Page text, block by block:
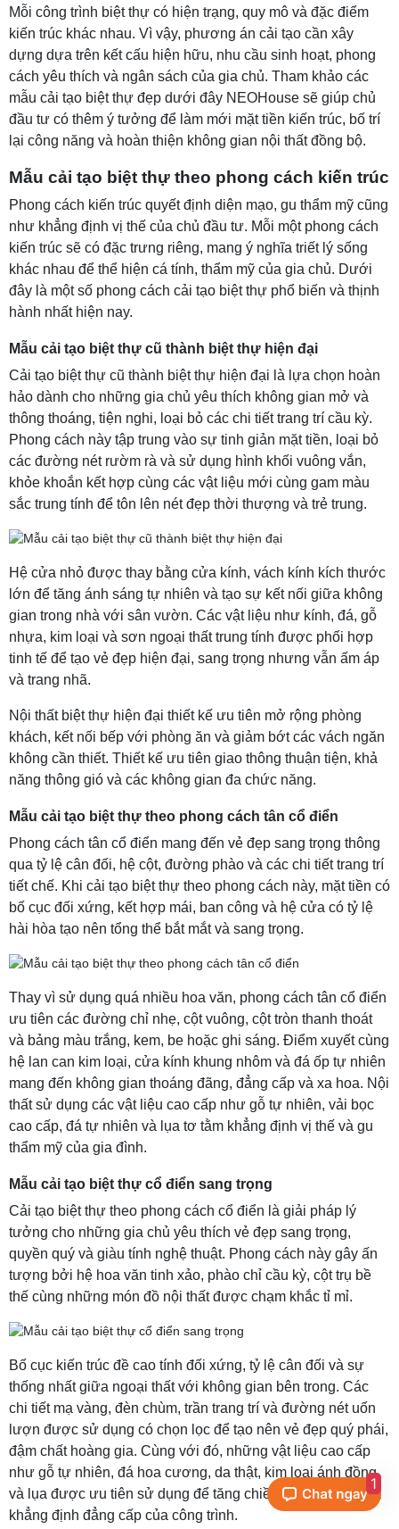
Mỗi công trình biệt thự có hiện trạng, quy mô và đặc điểm
kiến trúc khác nhau. Vì vậy, phương án cải tạo cần xây
dựng dựa trên kết cấu hiện hữu, nhu cầu sinh hoạt, phong
cách yêu thích và ngân sách của gia chủ. Tham khảo các
mẫu cải tạo biệt thự đẹp dưới đây NEOHouse sẽ giúp chủ
đầu tư có thêm ý tưởng để làm mới mặt tiền kiến trúc, bố trí
lại công năng và hoàn thiện không gian nội thất đồng bộ.
Mẫu cải tạo biệt thự theo phong cách kiến trúc
Phong cách kiến trúc quyết định diện mạo, gu thẩm mỹ cũng
như khẳng định vị thế của chủ đầu tư. Mỗi một phong cách
kiến trúc sẽ có đặc trưng riêng, mang ý nghĩa triết lý sống
khác nhau để thể hiện cá tính, thẩm mỹ của gia chủ. Dưới
đây là một số phong cách cải tạo biệt thự phổ biến và thịnh
hành nhất hiện nay.
Mẫu cải tạo biệt thự cũ thành biệt thự hiện đại
Cải tạo biệt thự cũ thành biệt thự hiện đại là lựa chọn hoàn
hảo dành cho những gia chủ yêu thích không gian mở và
thông thoáng, tiện nghi, loại bỏ các chi tiết trang trí cầu kỳ.
Phong cách này tập trung vào sự tinh giản mặt tiền, loại bỏ
các đường nét rườm rà và sử dụng hình khối vuông vắn,
khỏe khoắn kết hợp cùng các vật liệu mới cùng gam màu
sắc trung tính để tôn lên nét đẹp thời thượng và trẻ trung.
Hệ cửa nhỏ được thay bằng cửa kính, vách kính kích thước
lớn để tăng ánh sáng tự nhiên và tạo sự kết nối giữa không
gian trong nhà với sân vườn. Các vật liệu như kính, đá, gỗ
nhựa, kim loại và sơn ngoại thất trung tính được phối hợp
tinh tế để tạo vẻ đẹp hiện đại, sang trọng nhưng vẫn ấm áp
và trang nhã.
Nội thất biệt thự hiện đại thiết kế ưu tiên mở rộng phòng
khách, kết nối bếp với phòng ăn và giảm bớt các vách ngăn
không cần thiết. Thiết kế ưu tiên giao thông thuận tiện, khả
năng thông gió và các không gian đa chức năng.
Mẫu cải tạo biệt thự theo phong cách tân cổ điển
Phong cách tân cổ điển mang đến vẻ đẹp sang trọng thông
qua tỷ lệ cân đối, hệ cột, đường phào và các chi tiết trang trí
tiết chế. Khi cải tạo biệt thự theo phong cách này, mặt tiền có
bố cục đối xứng, kết hợp mái, ban công và hệ cửa có tỷ lệ
hài hòa tạo nên tổng thể bắt mắt và sang trọng.
Thay vì sử dụng quá nhiều hoa văn, phong cách tân cổ điển
ưu tiên các đường chỉ nhẹ, cột vuông, cột tròn thanh thoát
và bảng màu trắng, kem, be hoặc ghi sáng. Điểm xuyết cùng
hệ lan can kim loại, cửa kính khung nhôm và đá ốp tự nhiên
mang đến không gian thoáng đãng, đẳng cấp và xa hoa. Nội
thất sử dụng các vật liệu cao cấp như gỗ tự nhiên, vải bọc
cao cấp, đá tự nhiên và lụa tơ tằm khẳng định vị thế và gu
thẩm mỹ của gia đình.
Mẫu cải tạo biệt thự cổ điển sang trọng
Cải tạo biệt thự theo phong cách cổ điển là giải pháp lý
tưởng cho những gia chủ yêu thích vẻ đẹp sang trọng,
quyền quý và giàu tính nghệ thuật. Phong cách này gây ấn
tượng bởi hệ hoa văn tinh xảo, phào chỉ cầu kỳ, cột trụ bề
thế cùng những món đồ nội thất được chạm khắc tỉ mỉ.
Bố cục kiến trúc đề cao tính đối xứng, tỷ lệ cân đối và sự
thống nhất giữa ngoại thất với không gian bên trong. Các
chi tiết mạ vàng, đèn chùm, trần trang trí và đường nét uốn
lượn được sử dụng có chọn lọc để tạo nên vẻ đẹp quý phái,
đậm chất hoàng gia. Cùng với đó, những vật liệu cao cấp
như gỗ tự nhiên, đá hoa cương, da thật, kim loại ánh đồng
và lụa được ưu tiên sử dụng để tăng chiều sâu thẩm mỹ và
khẳng định đẳng cấp của công trình.
1